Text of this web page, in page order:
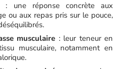
: une réponse concrète aux
ou aux repas pris sur le pouce,
musculaire : leur teneur en
musculaire, notamment en